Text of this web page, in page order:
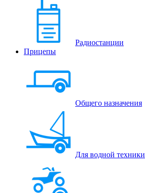
Радиостанции
Прицепы
Общего назначения
Для водной техники